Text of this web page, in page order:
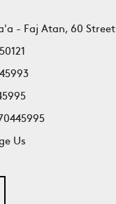
- Faj Atan, 60 Street
Us